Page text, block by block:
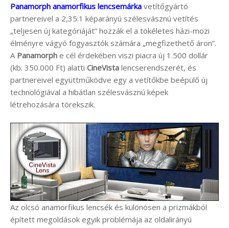
Panamorph anamorfikus lencsemárka vetítőgyártó
partnereivel a 2,35:1 képarányú szélesvásznú vetítés
„teljesen új kategóriáját” hozzák el a tökéletes házi-mozi
élményre vágyó fogyasztók számára „megfizethető áron”.
A Panamorph e cél érdekében viszi piacra új 1.500 dollár
(kb. 350.000 Ft) alatti CineVista lencserendszerét, és
partnereivel együttműködve egy a vetítőkbe beépülő új
technológiával a hibátlan szélesvásznú képek
létrehozására törekszik.
Az olcsó anamorfikus lencsék és különösen a prizmákból
épített megoldások egyik problémája az oldalirányú